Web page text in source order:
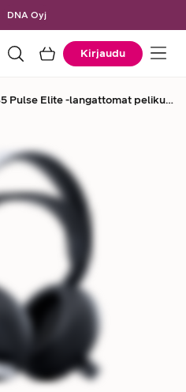
DNA Oyj
Kirjaudu
PS5 Pulse Elite -langattomat pelikuulokkeet + kantolaukku